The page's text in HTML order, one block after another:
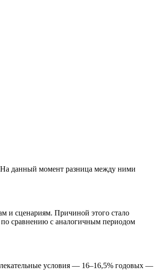
На данный момент разница между ними
и сценариям. Причиной этого стало
сравнению с аналогичным периодом
условия — 16–16,5% годовых —